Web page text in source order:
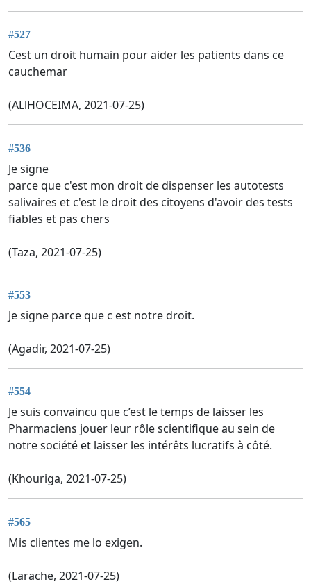
#527
Cest un droit humain pour aider les patients dans ce
cauchemar
(ALlHOCEIMA, 2021-07-25)
#536
Je signe
parce que c'est mon droit de dispenser les autotests
salivaires et c'est le droit des citoyens d'avoir des tests
fiables et pas chers
(Taza, 2021-07-25)
#553
Je signe parce que c est notre droit.
(Agadir, 2021-07-25)
#554
Je suis convaincu que c’est le temps de laisser les
Pharmaciens jouer leur rôle scientifique au sein de
notre société et laisser les intérêts lucratifs à côté.
(Khouriga, 2021-07-25)
#565
Mis clientes me lo exigen.
(Larache, 2021-07-25)